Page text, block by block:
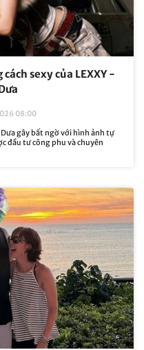
sexy của LEXXY -
08:00
Dưa gây bất ngờ với hình ảnh tự
đầu tư công phu và chuyên